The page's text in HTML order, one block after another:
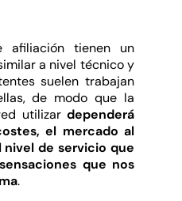
afiliación tienen un
a nivel técnico y
suelen trabajan
de modo que la
utilizar dependerá
el mercado al
nivel de servicio que
que nos
.